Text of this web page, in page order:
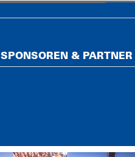
SPONSOREN & PARTNER